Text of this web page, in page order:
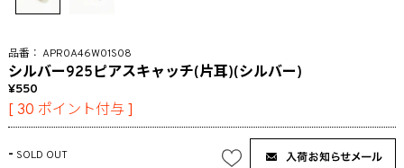
APR0A46W01S08
シルバー925ピアスキャッチ(片耳)(シルバー)
550
[ 30 ポイント付与 ]
- SOLD OUT